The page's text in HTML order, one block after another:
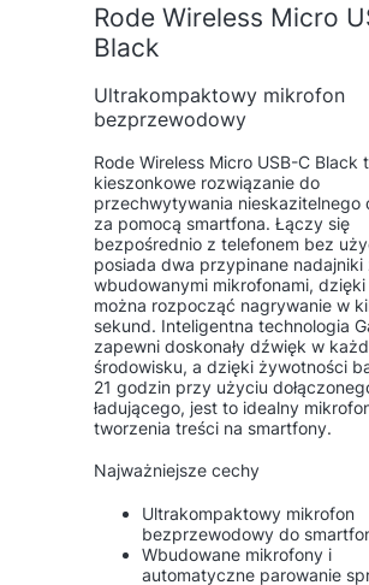
Rode Wireless Micro
Black
Ultrakompaktowy mikrofon
bezprzewodowy
Rode Wireless Micro USB-C Black
kieszonkowe rozwiązanie do
przechwytywania nieskazitelnego
za pomocą smartfona. Łączy się
bezpośrednio z telefonem bez
posiada dwa przypinane nadajniki
wbudowanymi mikrofonami, dzięki
można rozpocząć nagrywanie w
sekund. Inteligentna technologia
zapewni doskonały dźwięk w
środowisku, a dzięki żywotności
21 godzin przy użyciu
ładującego, jest to idealny
tworzenia treści na smartfony.
Najważniejsze cechy
Ultrakompaktowy mikrofon
bezprzewodowy do
Wbudowane mikrofony i
automatyczne parowanie